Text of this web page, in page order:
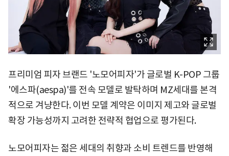
프리미엄 피자 브랜드 '노모어피자'가 글로벌 K-POP 그룹
'에스파(aespa)'를 전속 모델로 발탁하며 MZ세대를 본격
적으로 겨냥한다. 이번 모델 계약은 이미지 제고와 글로벌
확장 가능성까지 고려한 전략적 협업으로 평가된다.
노모어피자는 젊은 세대의 취향과 소비 트렌드를 반영해